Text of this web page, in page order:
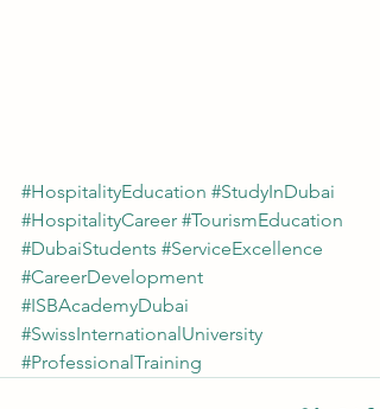
#HospitalityEducation #StudyInDubai
#HospitalityCareer #TourismEducation
#DubaiStudents #ServiceExcellence
#CareerDevelopment
#ISBAcademyDubai
#SwissInternationalUniversity
#ProfessionalTraining